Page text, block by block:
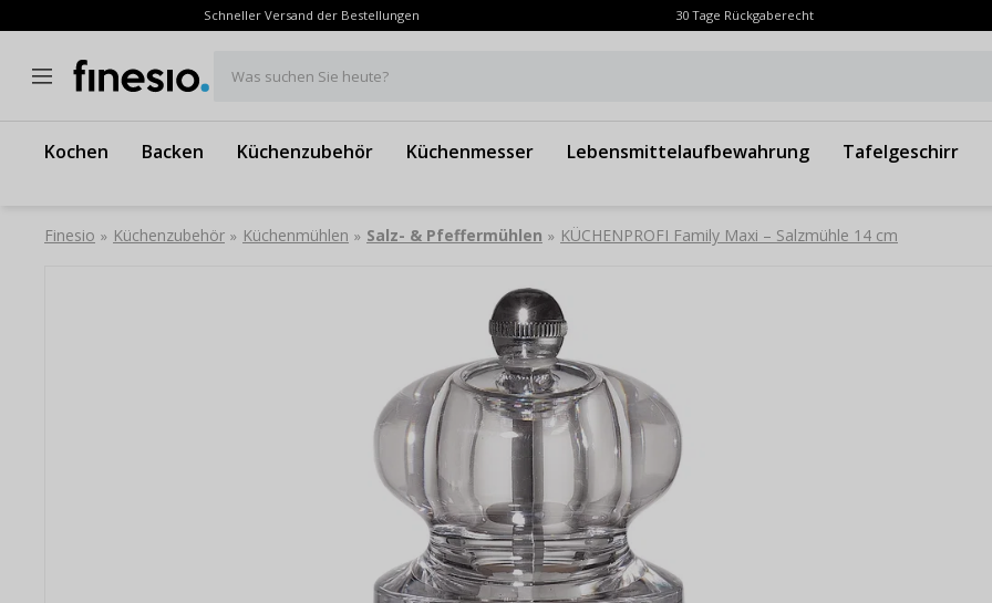
Schneller Versand der Bestellungen 30 Tage Rückgaberecht
Was suchen Sie heute?
Kochen Backen Küchenzubehör Küchenmesser Lebensmittelaufbewahrung Tafelgeschirr
Finesio » Küchenzubehör » Küchenmühlen » Salz- & Pfeffermühlen » KÜCHENPROFI Family Maxi – Salzmühle 14 cm